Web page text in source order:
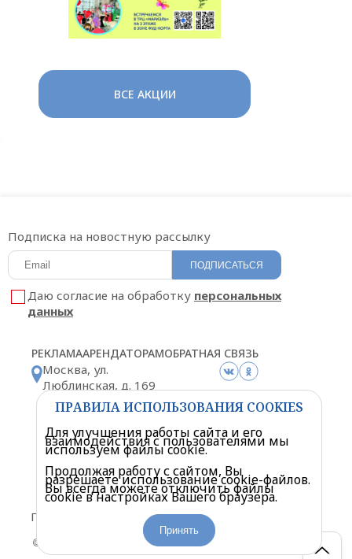
ВСЕ АКЦИИ
РЕКЛАМААРЕНДАТОРАМОБРАТНАЯ СВЯЗЬ
Москва, ул.
Люблинская, д. 169
корп. 2
Схема проезда
Подписка на новостную рассылку
ПОДПИСАТЬСЯ
Даю согласие на обработку персональных
данных
Политика конфиденциальности
Правила посещения торгового центра
© «Мариэль» Торгово-развлекательный центр. 2026
ПРАВИЛА ИСПОЛЬЗОВАНИЯ COOKIES
Для улучшения работы сайта и его
взаимодействия с пользователями мы
используем файлы cookie.
Продолжая работу с сайтом, Вы
разрешаете использование cookie-файлов.
Вы всегда можете отключить файлы
cookie в настройках Вашего браузера.
Принять